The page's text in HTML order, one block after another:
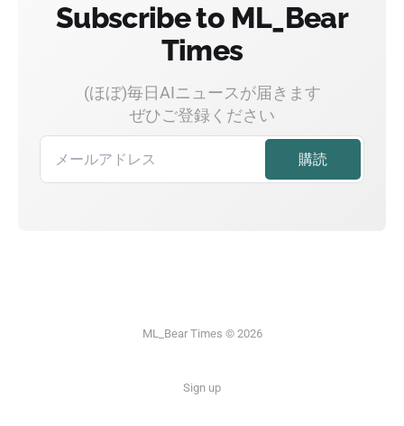
Subscribe to ML_Bear
Times
(ほぼ)毎日AIニュースが届きます
ぜひご登録ください
ML_Bear Times © 2026
Sign up